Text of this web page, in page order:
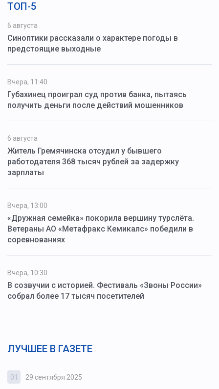
ТОП-5
6 августа
Синоптики рассказали о характере погоды в
предстоящие выходные
Вчера, 11:40
Губахинец проиграл суд против банка, пытаясь
получить деньги после действий мошенников
6 августа
Житель Гремячинска отсудил у бывшего
работодателя 368 тысяч рублей за задержку
зарплаты
Вчера, 13:00
«Дружная семейка» покорила вершину турслёта.
Ветераны АО «Метафракс Кемикалс» победили в
соревнованиях
Вчера, 10:30
В созвучии с историей. Фестиваль «Звоны России»
собрал более 17 тысяч посетителей
ЛУЧШЕЕ В ГАЗЕТЕ
01 29 сентября 2025